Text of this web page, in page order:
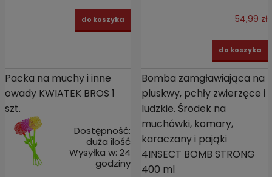
do koszyka 54,99 zł
do koszyka
Packa na muchy i inne
owady KWIATEK BROS 1
szt.
Dostępność:
duża ilość
Wysyłka w: 24
godziny
Bomba zamgławiająca na
pluskwy, pchły zwierzęce i
ludzkie. Środek na
muchówki, komary,
karaczany i pająki
4INSECT BOMB STRONG
400 ml